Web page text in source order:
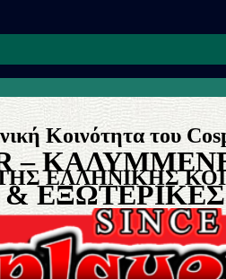
–
ΕΞΩΤΕΡΙΚΕΣ
Κοινότητα του
ΕΛΛΗΝΙΚΗΣ